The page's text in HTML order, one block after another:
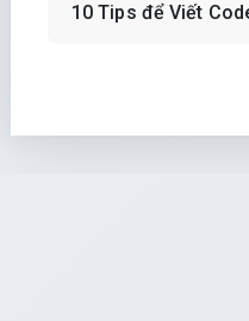
10 Tips để Viết